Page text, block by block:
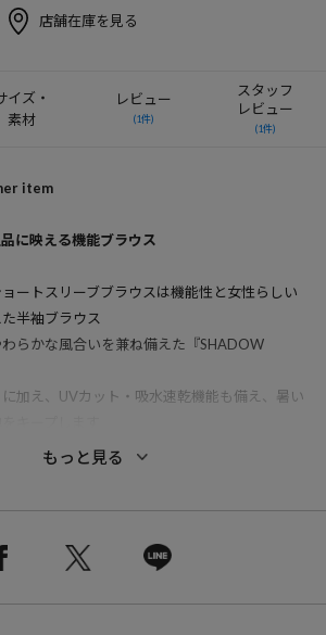
店舗在庫を見る
イズ・
素材
レビュー
(1件)
スタッフ
レビュー
(1件)
item
に映える機能ブラウス
ートスリーブブラウスは機能性と女性らしい
半袖ブラウス
らかな風合いを兼ね備えた『SHADOW
加え、UVカット・吸水速乾機能も備え、暑い
ザーを施し、顔まわりをやわらかく見せる女
出かけから旅行先まで幅広いスタイリングに
もっと見る